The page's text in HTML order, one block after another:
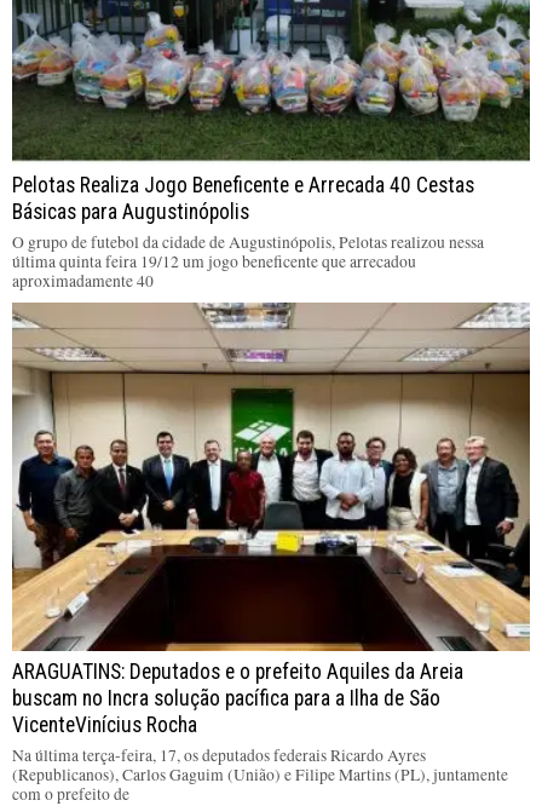
Pelotas Realiza Jogo Beneficente e Arrecada 40 Cestas
Básicas para Augustinópolis
O grupo de futebol da cidade de Augustinópolis, Pelotas realizou nessa
última quinta feira 19/12 um jogo beneficente que arrecadou
aproximadamente 40
ARAGUATINS: Deputados e o prefeito Aquiles da Areia
buscam no Incra solução pacífica para a Ilha de São
VicenteVinícius Rocha
Na última terça-feira, 17, os deputados federais Ricardo Ayres
(Republicanos), Carlos Gaguim (União) e Filipe Martins (PL), juntamente
com o prefeito de